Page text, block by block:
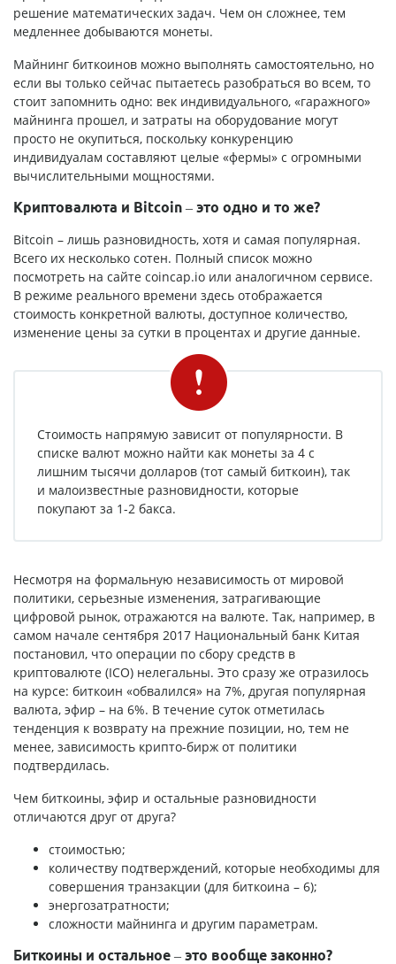
решение математических задач. Чем он сложнее, тем
медленнее добываются монеты.
Майнинг биткоинов можно выполнять самостоятельно, но
если вы только сейчас пытаетесь разобраться во всем, то
стоит запомнить одно: век индивидуального, «гаражного»
майнинга прошел, и затраты на оборудование могут
просто не окупиться, поскольку конкуренцию
индивидуалам составляют целые «фермы» с огромными
вычислительными мощностями.
Криптовалюта и Bitcoin – это одно и то же?
Bitcoin – лишь разновидность, хотя и самая популярная.
Всего их несколько сотен. Полный список можно
посмотреть на сайте coincap.io или аналогичном сервисе.
В режиме реального времени здесь отображается
стоимость конкретной валюты, доступное количество,
изменение цены за сутки в процентах и другие данные.
Стоимость напрямую зависит от популярности. В
списке валют можно найти как монеты за 4 с
лишним тысячи долларов (тот самый биткоин), так
и малоизвестные разновидности, которые
покупают за 1-2 бакса.
Несмотря на формальную независимость от мировой
политики, серьезные изменения, затрагивающие
цифровой рынок, отражаются на валюте. Так, например, в
самом начале сентября 2017 Национальный банк Китая
постановил, что операции по сбору средств в
криптовалюте (ICO) нелегальны. Это сразу же отразилось
на курсе: биткоин «обвалился» на 7%, другая популярная
валюта, эфир – на 6%. В течение суток отметилась
тенденция к возврату на прежние позиции, но, тем не
менее, зависимость крипто-бирж от политики
подтвердилась.
Чем биткоины, эфир и остальные разновидности
отличаются друг от друга?
стоимостью;
количеству подтверждений, которые необходимы для
совершения транзакции (для биткоина – 6);
энергозатратности;
сложности майнинга и другим параметрам.
Биткоины и остальное – это вообще законно?